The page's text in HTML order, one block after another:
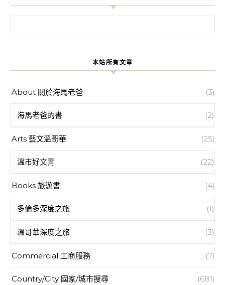
本站所有文章
About 關於海馬老爸 (3)
海馬老爸的書 (2)
Arts 藝文溫哥華 (25)
溫市好文青 (22)
Books 旅遊書 (4)
多倫多深度之旅 (1)
溫哥華深度之旅 (3)
Commercial 工商服務 (7)
Country/City 國家/城市搜尋 (681)